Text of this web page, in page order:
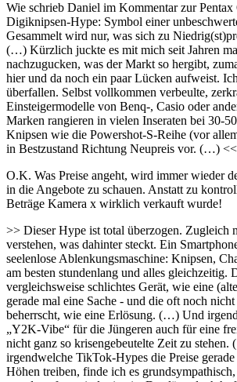
Wie schrieb Daniel im Kommentar zur
Digiknipsen-Hype: Symbol einer
Gesammelt wird nur, was sich zu
(…) Kürzlich juckte es mit mich seit Jahren
nachzugucken, was der Markt so hergibt,
hier und da noch ein paar Lücken aufweist.
überfallen. Selbst vollkommen verbeulte,
Einsteigermodelle von Benq-, Casio oder
Marken rangieren in vielen Inseraten bei 30-
Knipsen wie die Powershot-S-Reihe (vor
in Bestzustand Richtung Neupreis vor. (…) <<
O.K. Was Preise angeht, wird immer wieder
in die Angebote zu schauen. Anstatt zu
Beträge Kamera x wirklich verkauft wurde!
>> Dieser Hype ist total überzogen. Zugleich
verstehen, was dahinter steckt. Ein
seelenlose Ablenkungsmaschine: Knipsen,
am besten stundenlang und alles gleichzeitig.
vergleichsweise schlichtes Gerät, wie eine
gerade mal eine Sache - und die oft noch
beherrscht, wie eine Erlösung. (…) Und
„Y2K-Vibe“ für die Jüngeren auch für eine
nicht ganz so krisengebeutelte Zeit zu
irgendwelche TikTok-Hypes die Preise
Höhen treiben, finde ich es